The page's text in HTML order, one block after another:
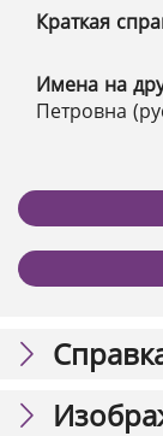
Краткая
Имена на
Петровна